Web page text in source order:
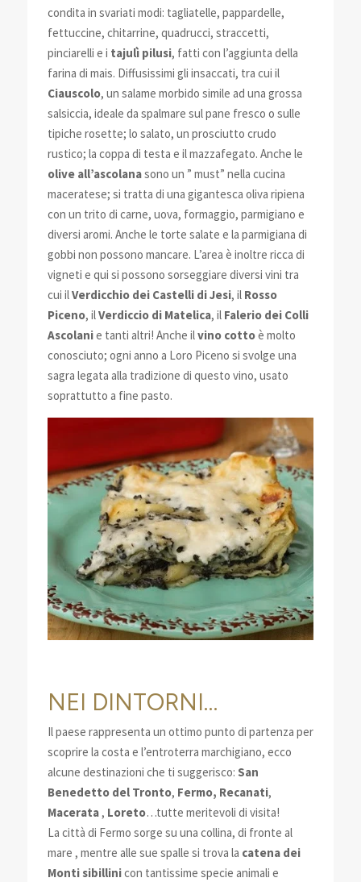
condita in svariati modi: tagliatelle, pappardelle,
fettuccine, chitarrine, quadrucci, straccetti,
pinciarelli e i tajulì pilusi, fatti con l’aggiunta della
farina di mais. Diffusissimi gli insaccati, tra cui il
Ciauscolo, un salame morbido simile ad una grossa
salsiccia, ideale da spalmare sul pane fresco o sulle
tipiche rosette; lo salato, un prosciutto crudo
rustico; la coppa di testa e il mazzafegato. Anche le
olive all’ascolanasono un ” must” nella cucina
maceratese; si tratta di una gigantesca oliva ripiena
con un trito di carne, uova, formaggio, parmigiano e
diversi aromi. Anche le torte salate e la parmigiana di
gobbi non possono mancare. L’area è inoltre ricca di
vigneti e qui si possono sorseggiare diversi vini tra
cui ilVerdicchio dei Castelli di Jesi, il Rosso
Piceno, ilVerdiccio di Matelica, il Falerio dei Colli
Ascolanie tanti altri! Anche ilvino cottoè molto
conosciuto; ogni anno a Loro Piceno si svolge una
sagra legata alla tradizione di questo vino, usato
soprattutto a fine pasto.
NEI DINTORNI…
Il paese rappresenta un ottimo punto di partenza per
scoprire la costa e l’entroterra marchigiano, ecco
alcune destinazioni che ti suggerisco: San
Benedetto del Tronto, Fermo, Recanati,
Macerata, Loreto…tutte meritevoli di visita!
La città di Fermo sorge su una collina, di fronte al
mare , mentre alle sue spalle si trova la catena dei
Monti sibillinicon tantissime specie animali e